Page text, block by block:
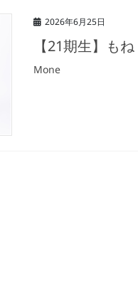
2026年6月25日
【21期生】もね
Mone